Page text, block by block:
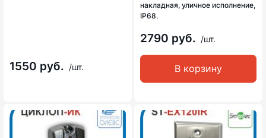
1550 руб. /шт.
накладная, уличное исполнение,
IP68.
2790 руб. /шт.
В корзину